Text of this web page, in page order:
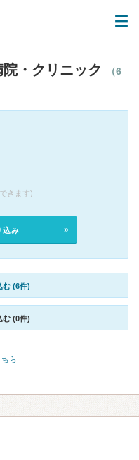
・クリニック
（6
きます)
込み
む (6件)
む (0件)
ら